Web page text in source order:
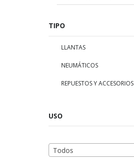
TIPO
LLANTAS
NEUMÁTICOS
REPUESTOS Y ACCESORIOS
USO
Todos